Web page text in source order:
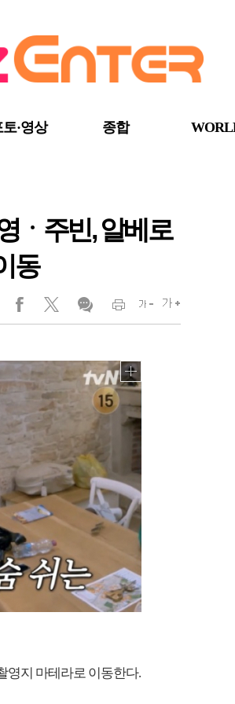
토·영상 종합
ㆍ주빈, 알베로
동
영지 마테라로 이동한다.